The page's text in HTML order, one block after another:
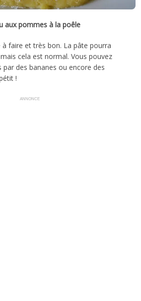
aux pommes à la poêle
à faire et très bon. La pâte pourra
cela est normal. Vous pouvez
des bananes ou encore des
!
ANNONCE